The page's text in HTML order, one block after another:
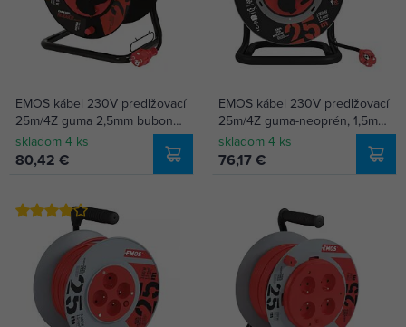
EMOS kábel 230V predlžovací
25m/4Z guma 2,5mm bubon
P084253
skladom 4 ks
80,42 €
EMOS kábel 230V predlžovací
25m/4Z guma-neoprén, 1,5mm,
kovový bubon P084254
skladom 4 ks
76,17 €